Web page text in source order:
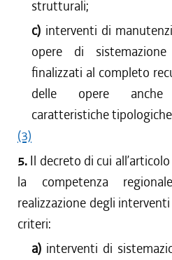
strutturali;
c) interventi di
opere di
finalizzati al completo
delle opere anche
caratteristiche
(3)
5. Il decreto di cui
la competenza
realizzazione degli
criteri:
a) interventi di